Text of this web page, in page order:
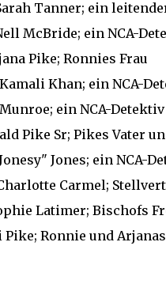
Tanner; ein
McBride; ein NCA-
Pike; Ronnies Frau
Khan; ein NCA-
ein NCA-Detektiv
Pike Sr; Pikes Vater
Jones; ein NCA-
Carmel;
Latimer; Bischofs
Pike; Ronnie und